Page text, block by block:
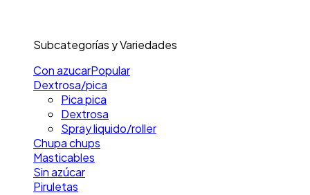
Subcategorías y Variedades
Con azucarPopular
Dextrosa/pica
Pica pica
Dextrosa
Spray liquido/roller
Chupa chups
Masticables
Sin azúcar
Piruletas